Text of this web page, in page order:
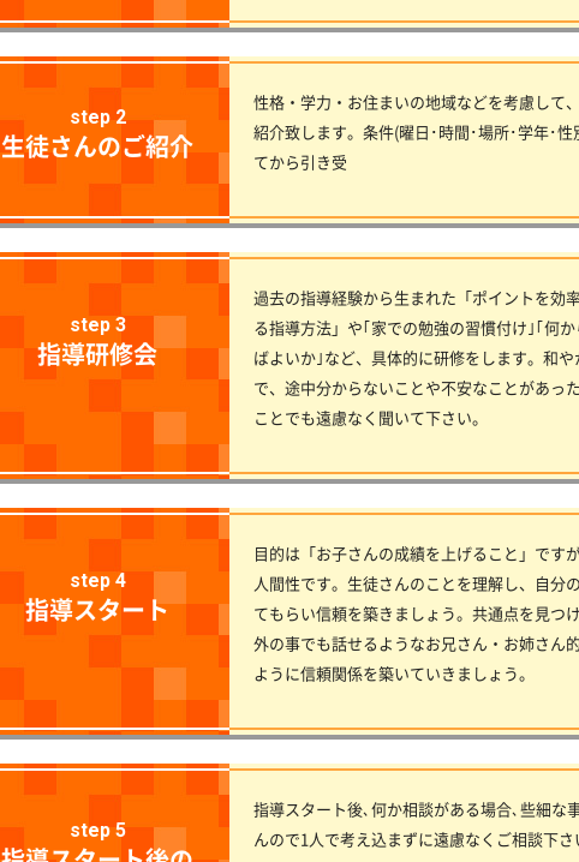
step 2
生徒さんのご紹介
性格・学力・お住まいの地域などを考慮して
紹介致します。条件(曜日･時間･場所･学年･性
てから引き受
step 3
指導研修会
過去の指導経験から生まれた「ポイントを効
る指導方法」や｢家での勉強の習慣付け｣｢何
ばよいか｣など、具体的に研修をします。和や
で、途中分からないことや不安なことがあっ
ことでも遠慮なく聞いて下さい。
step 4
指導スタート
目的は「お子さんの成績を上げること」です
人間性です。生徒さんのことを理解し、自分
てもらい信頼を築きましょう。共通点を見つ
外の事でも話せるようなお兄さん・お姉さん
ように信頼関係を築いていきましょう。
step 5
指導スタート後､何か相談がある場合､些細な
んので1人で考え込まずに遠慮なくご相談下さ